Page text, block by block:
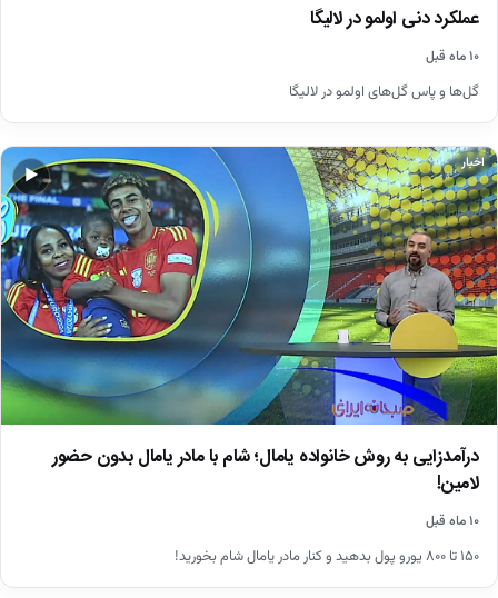
عملکرد دنی اولمو در لالیگا
۱۰ ماه قبل
گل‌ها و پاس گل‌های اولمو در لالیگا
▶
اخبار
درآمدزایی به روش خانواده یامال؛ شام با مادر یامال بدون حضور
لامین!
۱۰ ماه قبل
۱۵۰ تا ۸۰۰ یورو پول بدهید و کنار مادر یامال شام بخورید!